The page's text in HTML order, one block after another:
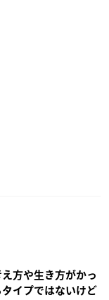
方や生き方がかっ
イプではないけど